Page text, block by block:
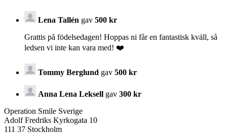
Lena Tallén gav 500 kr
Grattis på födelsedagen! Hoppas ni får en fantastisk kväll, så
ledsen vi inte kan vara med! ❤️
Tommy Berglund gav 500 kr
Anna Lena Leksell gav 300 kr
Operation Smile Sverige
Adolf Fredriks Kyrkogata 10
111 37 Stockholm